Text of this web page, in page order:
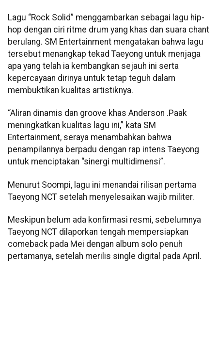
Lagu “Rock Solid” menggambarkan sebagai lagu hip-
hop dengan ciri ritme drum yang khas dan suara chant
berulang. SM Entertainment mengatakan bahwa lagu
tersebut menangkap tekad Taeyong untuk menjaga
apa yang telah ia kembangkan sejauh ini serta
kepercayaan dirinya untuk tetap teguh dalam
membuktikan kualitas artistiknya.
“Aliran dinamis dan groove khas Anderson .Paak
meningkatkan kualitas lagu ini,” kata SM
Entertainment, seraya menambahkan bahwa
penampilannya berpadu dengan rap intens Taeyong
untuk menciptakan “sinergi multidimensi”.
Menurut Soompi, lagu ini menandai rilisan pertama
Taeyong NCT setelah menyelesaikan wajib militer.
Meskipun belum ada konfirmasi resmi, sebelumnya
Taeyong NCT dilaporkan tengah mempersiapkan
comeback pada Mei dengan album solo penuh
pertamanya, setelah merilis single digital pada April.